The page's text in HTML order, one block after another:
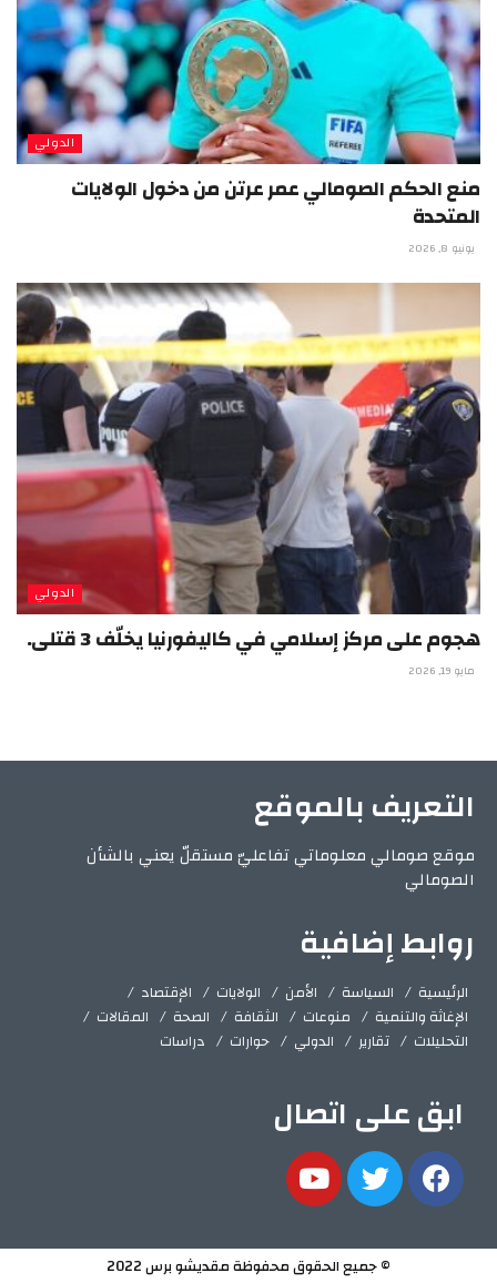
الدولي
منع الحكم الصومالي عمر عرتن من دخول الولايات
المتحدة
يونيو 8, 2026
الدولي
هجوم على مركز إسلامي في كاليفورنيا يخلّف 3 قتلى.
مايو 19, 2026
التعريف بالموقع
موقع صومالي معلوماتي تفاعليّ مستقلّ يعني بالشأن
الصومالي
روابط إضافية
الرئيسية السياسة الأمن الولايات
الإقتصاد
الإغاثة والتنمية
منوعات الثقافة الصحة
المقالات
التحليلات
تقارير الدولي حوارات دراسات
ابق على اتصال
© جميع الحقوق محفوظة مقديشو برس 2022